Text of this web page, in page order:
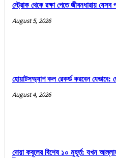
স্ট্রোক থেকে রক্ষা পেতে জীবনধারায় যেসব
August 5, 2026
হোয়াটসঅ্যাপ কল রেকর্ড করবেন যেভাবে:
August 4, 2026
দোয়া কবুলের বিশেষ ১০ মুহূর্ত: যখন